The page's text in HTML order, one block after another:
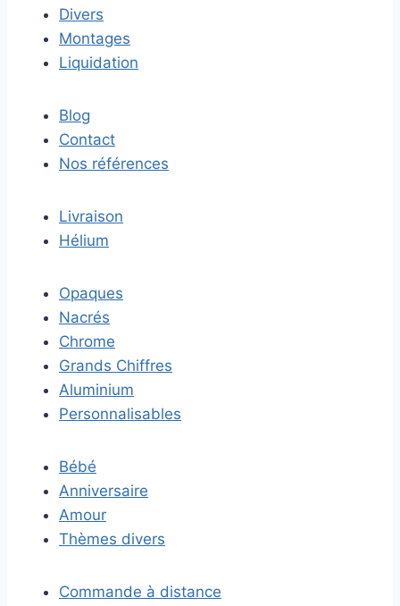
Divers
Montages
Liquidation
Blog
Contact
Nos références
Livraison
Hélium
Opaques
Nacrés
Chrome
Grands Chiffres
Aluminium
Personnalisables
Bébé
Anniversaire
Amour
Thèmes divers
Commande à distance